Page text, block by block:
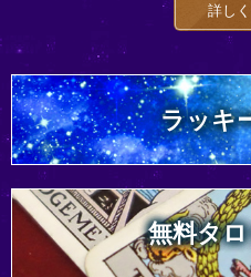
詳し
ラッキ
無料タ